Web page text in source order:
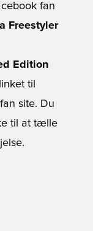
fan
Freestyler
Edition
til
site. Du
til at tælle